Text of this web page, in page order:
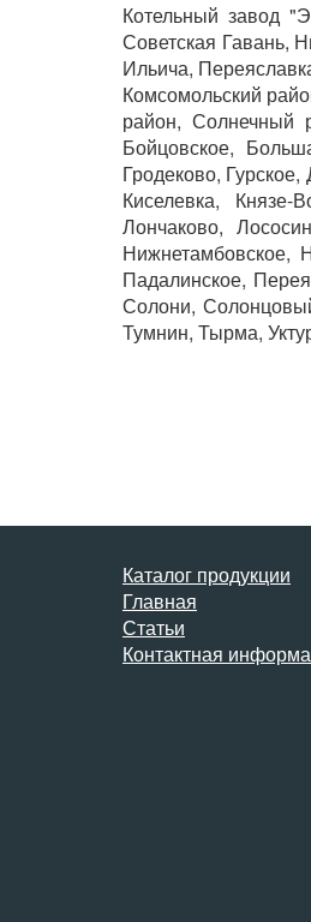
Котельный завод
Советская Гавань,
Ильича,
Комсомольский
район, Солнечный
Бойцовское,
Гродеково,
Киселевка, Князе-
Лончаково,
Нижнетамбовское,
Падалинское,
Солони,
Тумнин, Тырма,
Каталог продукции
Главная
Статьи
Контактная